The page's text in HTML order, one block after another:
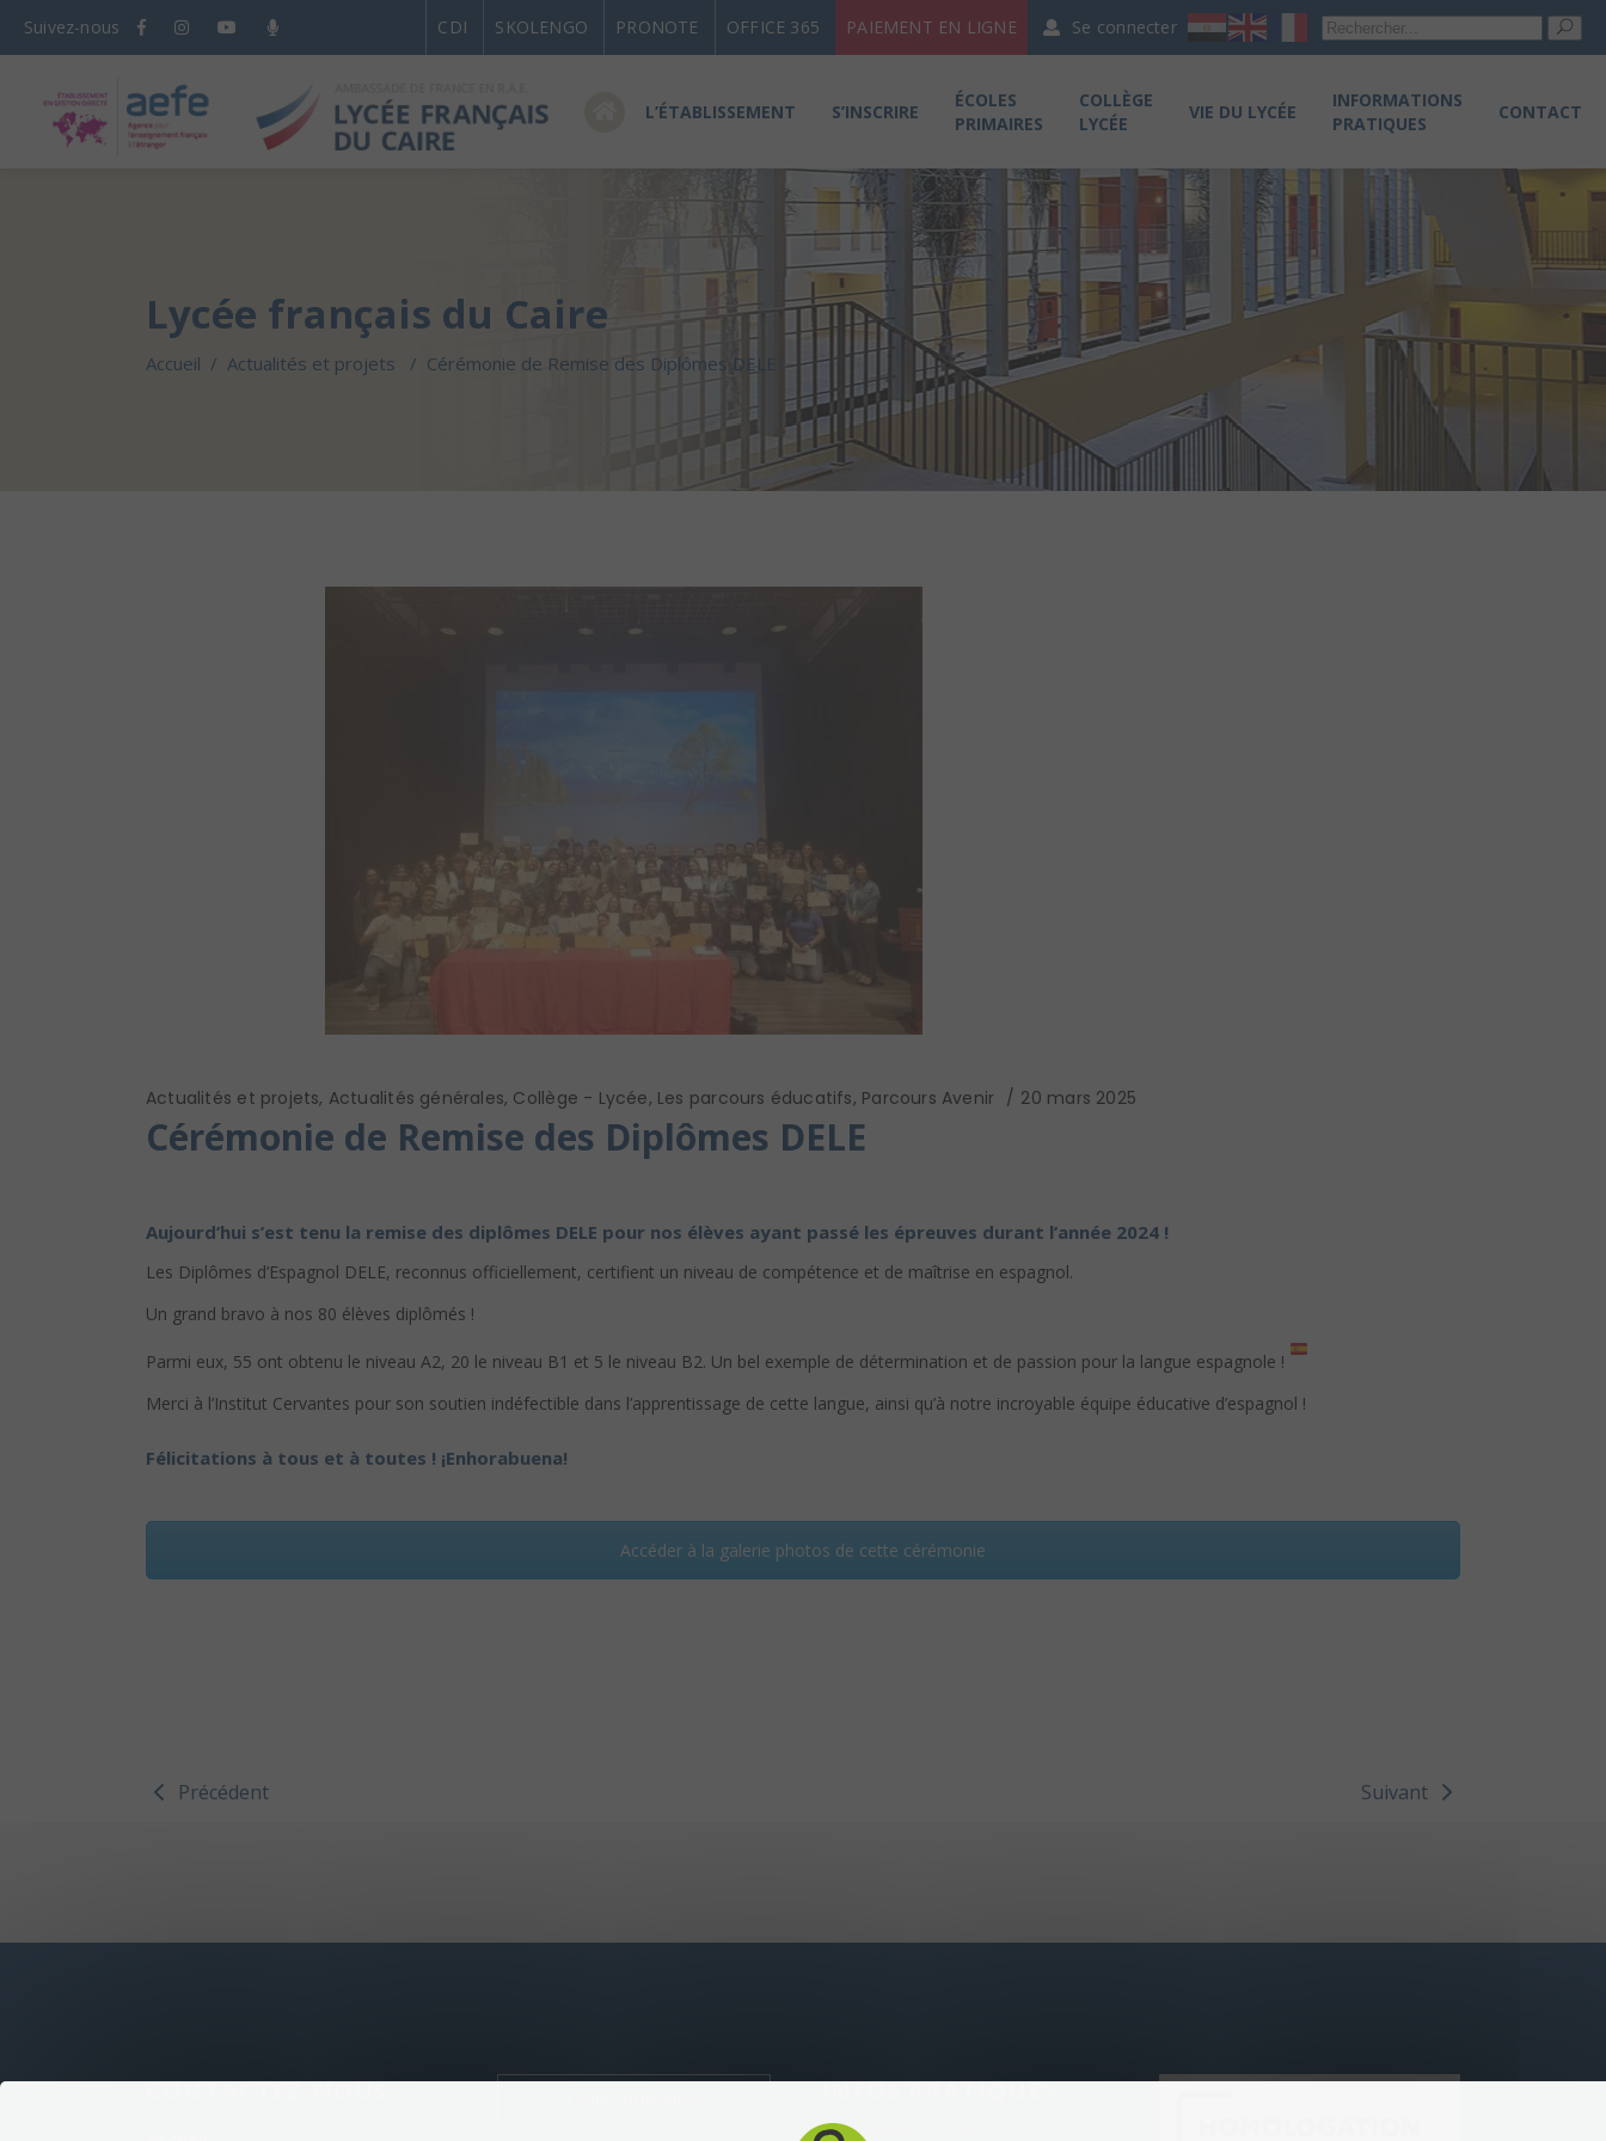
Suivez-nous CDI SKOLENGO PRONOTE OFFICE 365 PAIEMENT EN LIGNE Se connecter
L’ÉTABLISSEMENT S’INSCRIRE
ÉCOLES
PRIMAIRES
COLLÈGE
LYCÉE
VIE DU LYCÉE
INFORMATIONS
PRATIQUES
CONTACT
Lycée français du Caire
Accueil / Actualités et projets / Cérémonie de Remise des Diplômes DELE
Actualités et projets, Actualités générales, Collège - Lycée, Les parcours éducatifs, Parcours Avenir 20 mars 2025
Cérémonie de Remise des Diplômes DELE
Aujourd’hui s’est tenu la remise des diplômes DELE pour nos élèves ayant passé les épreuves durant l’année 2024 !
Les Diplômes d’Espagnol DELE, reconnus officiellement, certifient un niveau de compétence et de maîtrise en espagnol.
Un grand bravo à nos 80 élèves diplômés !
Parmi eux, 55 ont obtenu le niveau A2, 20 le niveau B1 et 5 le niveau B2. Un bel exemple de détermination et de passion pour la langue espagnole !
Merci à l’Institut Cervantes pour son soutien indéfectible dans l’apprentissage de cette langue, ainsi qu’à notre incroyable équipe éducative d’espagnol !
Félicitations à tous et à toutes ! ¡Enhorabuena!
Accéder à la galerie photos de cette cérémonie
Précédent Suivant
CONTACTEZ-NOUS INFOS PRATIQUES
Calendrier scolaire